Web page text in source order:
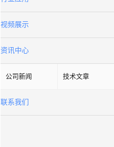
视频展示
资讯中心
公司新闻 技术文章
联系我们